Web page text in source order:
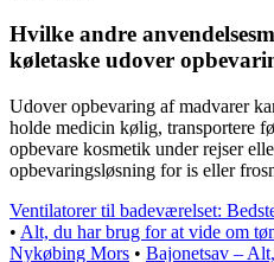
Hvilke andre
køletaske udover
Udover opbevaring af madvarer
holde medicin kølig, transportere
opbevare kosmetik under rejser
opbevaringsløsning for is eller
Ventilatorer til badeværelset:
• Alt, du har brug for at vide om
Nykøbing Mors • Bajonetsav –